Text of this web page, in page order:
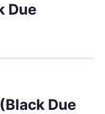
Due
Due